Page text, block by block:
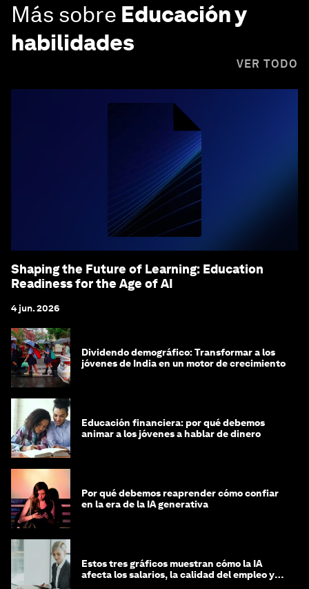
Más sobre Educación y
habilidades
VER TODO
Shaping the Future of Learning: Education
Readiness for the Age of AI
4 jun. 2026
Dividendo demográfico: Transformar a los
jóvenes de India en un motor de crecimiento
Educación financiera: por qué debemos
animar a los jóvenes a hablar de dinero
Por qué debemos reaprender cómo confiar
en la era de la IA generativa
Estos tres gráficos muestran cómo la IA
afecta los salarios, la calidad del empleo y